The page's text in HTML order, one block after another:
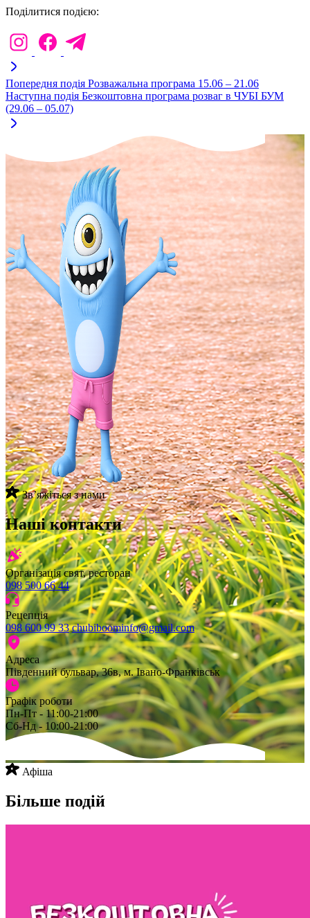
Поділитися подією:
Попередня подія Розважальна програма 15.06 – 21.06
Наступна подія Безкоштовна програма розваг в ЧУБІ БУМ
(29.06 – 05.07)
Звʼяжіться з нами
Наші контакти
Організація свят, ресторан
098 500 66 44
Рецепція
098 600 99 33 chubiboominfo@gmail.com
Адреса
Південний бульвар, 36в, м. Івано-Франківськ
Графік роботи
Пн-Пт - 11:00-21:00
Сб-Нд - 10:00-21:00
Афіша
Більше подій